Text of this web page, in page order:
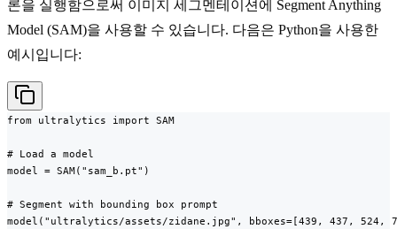
론을 실행함으로써 이미지 세그멘테이션에 Segment Anything
Model (SAM)을 사용할 수 있습니다. 다음은 Python을 사용한
예시입니다:
from ultralytics import SAM
# Load a model
model = SAM("sam_b.pt")
# Segment with bounding box prompt
model("ultralytics/assets/zidane.jpg", bboxes=[439, 437, 524,